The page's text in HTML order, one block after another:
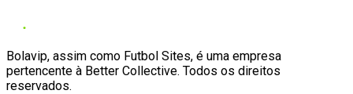
Bolavip, assim como Futbol Sites, é uma empresa
pertencente à Better Collective. Todos os direitos
reservados.